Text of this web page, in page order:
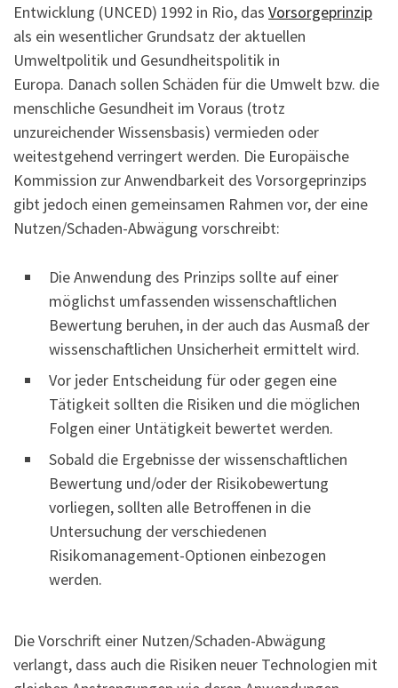
Entwicklung (UNCED) 1992 in Rio, das Vorsorgeprinzip
als ein wesentlicher Grundsatz der aktuellen
Umweltpolitik und Gesundheitspolitik in
Europa. Danach sollen Schäden für die Umwelt bzw. die
menschliche Gesundheit im Voraus (trotz
unzureichender Wissensbasis) vermieden oder
weitestgehend verringert werden. Die Europäische
Kommission zur Anwendbarkeit des Vorsorgeprinzips
gibt jedoch einen gemeinsamen Rahmen vor, der eine
Nutzen/Schaden-Abwägung vorschreibt:
Die Anwendung des Prinzips sollte auf einer
möglichst umfassenden wissenschaftlichen
Bewertung beruhen, in der auch das Ausmaß der
wissenschaftlichen Unsicherheit ermittelt wird.
Vor jeder Entscheidung für oder gegen eine
Tätigkeit sollten die Risiken und die möglichen
Folgen einer Untätigkeit bewertet werden.
Sobald die Ergebnisse der wissenschaftlichen
Bewertung und/oder der Risikobewertung
vorliegen, sollten alle Betroffenen in die
Untersuchung der verschiedenen
Risikomanagement-Optionen einbezogen
werden.
Die Vorschrift einer Nutzen/Schaden-Abwägung
verlangt, dass auch die Risiken neuer Technologien mit